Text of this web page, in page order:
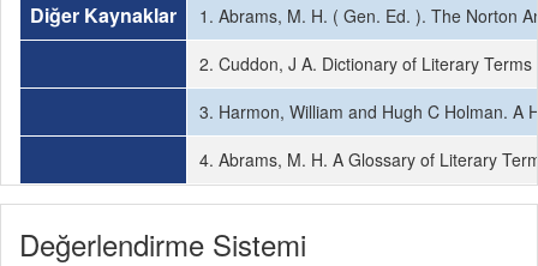
Diğer Kaynaklar
1. Abrams, M. H. ( Gen. Ed. ). The Norton
2. Cuddon, J A. Dictionary of Literary
3. Harmon, William and Hugh C Holman. A
4. Abrams, M. H. A Glossary of Literary
Değerlendirme Sistemi